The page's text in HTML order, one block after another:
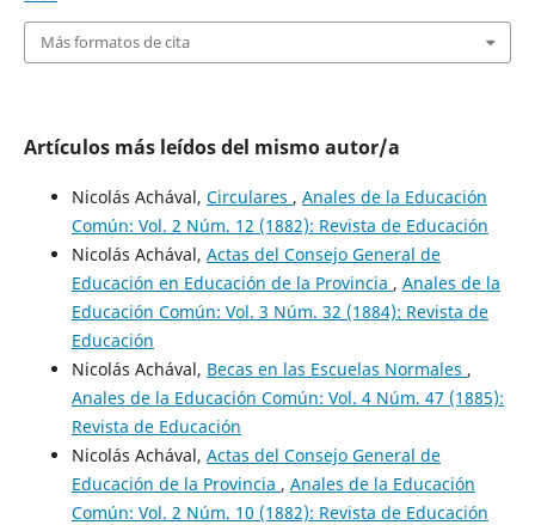
Más formatos de cita
Artículos más leídos del mismo autor/a
Nicolás Achával, Circulares , Anales de la Educación
Común: Vol. 2 Núm. 12 (1882): Revista de Educación
Nicolás Achával, Actas del Consejo General de
Educación en Educación de la Provincia , Anales de la
Educación Común: Vol. 3 Núm. 32 (1884): Revista de
Educación
Nicolás Achával, Becas en las Escuelas Normales ,
Anales de la Educación Común: Vol. 4 Núm. 47 (1885):
Revista de Educación
Nicolás Achával, Actas del Consejo General de
Educación de la Provincia , Anales de la Educación
Común: Vol. 2 Núm. 10 (1882): Revista de Educación